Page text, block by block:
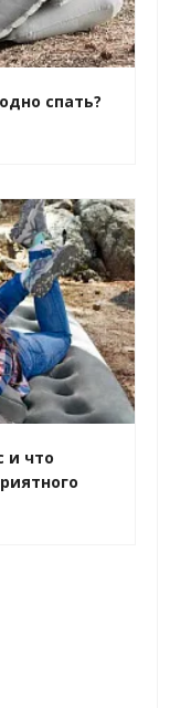
спать?
и что